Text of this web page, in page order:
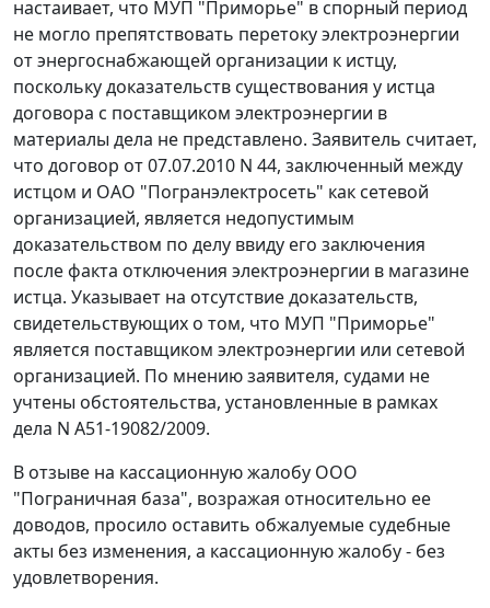
настаивает, что МУП "Приморье" в спорный период
не могло препятствовать перетоку электроэнергии
от энергоснабжающей организации к истцу,
поскольку доказательств существования у истца
договора с поставщиком электроэнергии в
материалы дела не представлено. Заявитель считает,
что договор от 07.07.2010 N 44, заключенный между
истцом и ОАО "Погранэлектросеть" как сетевой
организацией, является недопустимым
доказательством по делу ввиду его заключения
после факта отключения электроэнергии в магазине
истца. Указывает на отсутствие доказательств,
свидетельствующих о том, что МУП "Приморье"
является поставщиком электроэнергии или сетевой
организацией. По мнению заявителя, судами не
учтены обстоятельства, установленные в рамках
дела N А51-19082/2009.
В отзыве на кассационную жалобу ООО
"Пограничная база", возражая относительно ее
доводов, просило оставить обжалуемые судебные
акты без изменения, а кассационную жалобу - без
удовлетворения.